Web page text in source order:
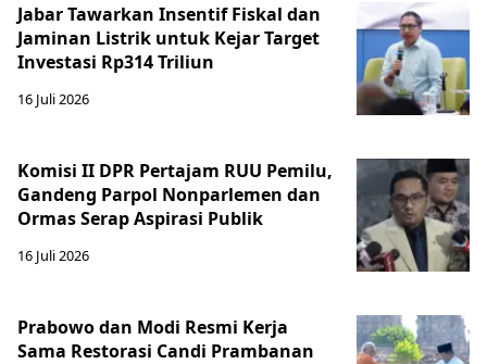
Jabar Tawarkan Insentif Fiskal dan
Jaminan Listrik untuk Kejar Target
Investasi Rp314 Triliun
16 Juli 2026
Komisi II DPR Pertajam RUU Pemilu,
Gandeng Parpol Nonparlemen dan
Ormas Serap Aspirasi Publik
16 Juli 2026
Prabowo dan Modi Resmi Kerja
Sama Restorasi Candi Prambanan